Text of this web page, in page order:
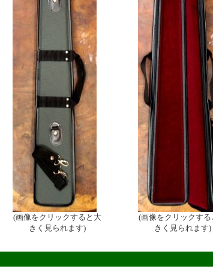
(画像をクリックすると大
きく見られます)
(画像をクリックする
きく見られます)